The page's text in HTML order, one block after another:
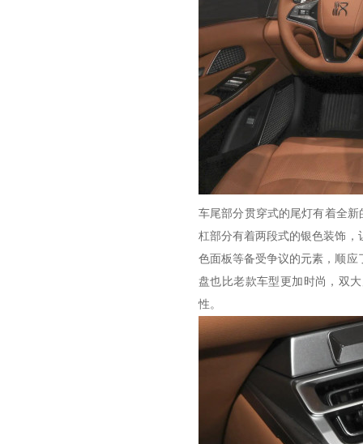
车尾部分贯穿式的尾灯有着全
杠部分有着两段式的银色装饰
色面板等备受争议的元素，顺
盘也比老款车型更加时尚，双
性。